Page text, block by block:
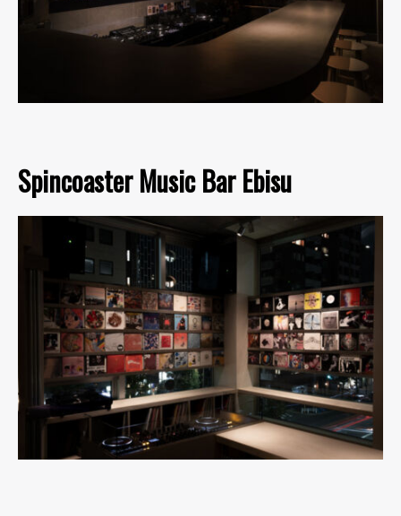
Spincoaster Music Bar Ebisu